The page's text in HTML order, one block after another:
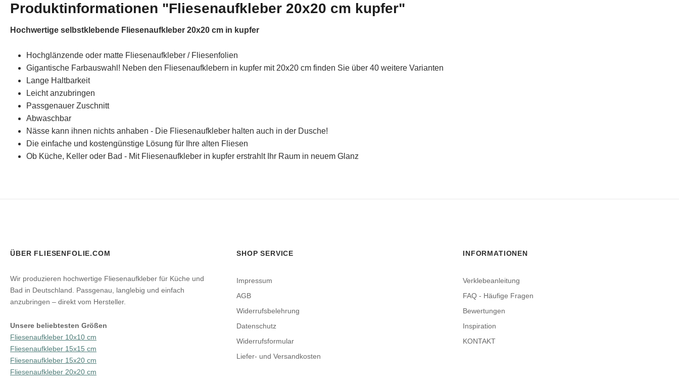
Produktinformationen "Fliesenaufkleber 20x20 cm kupfer"
Hochwertige selbstklebende Fliesenaufkleber 20x20 cm in kupfer
Hochglänzende oder matte Fliesenaufkleber / Fliesenfolien
Gigantische Farbauswahl! Neben den Fliesenaufklebern in kupfer mit 20x20 cm finden Sie über 40 weitere Varianten
Lange Haltbarkeit
Leicht anzubringen
Passgenauer Zuschnitt
Abwaschbar
Nässe kann ihnen nichts anhaben - Die Fliesenaufkleber halten auch in der Dusche!
Die einfache und kostengünstige Lösung für Ihre alten Fliesen
Ob Küche, Keller oder Bad - Mit Fliesenaufkleber in kupfer erstrahlt Ihr Raum in neuem Glanz
ÜBER FLIESENFOLIE.COM
Wir produzieren hochwertige Fliesenaufkleber für Küche und
Bad in Deutschland. Passgenau, langlebig und einfach
anzubringen – direkt vom Hersteller.
Unsere beliebtesten Größen
Fliesenaufkleber 10x10 cm
Fliesenaufkleber 15x15 cm
Fliesenaufkleber 15x20 cm
Fliesenaufkleber 20x20 cm
SHOP SERVICE
Impressum
AGB
Widerrufsbelehrung
Datenschutz
Widerrufsformular
Liefer- und Versandkosten
INFORMATIONEN
Verklebeanleitung
FAQ - Häufige Fragen
Bewertungen
Inspiration
KONTAKT